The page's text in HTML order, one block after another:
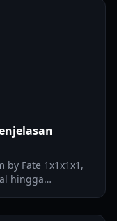
by Fate 1x1x1x1,
hingga